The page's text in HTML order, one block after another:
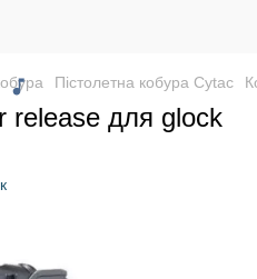
Пістолетна кобура Cytac
release для glock